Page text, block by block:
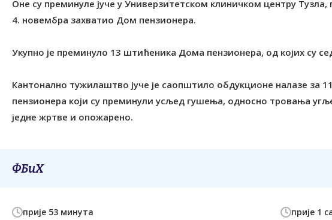
Оне су преминуле јуче у Универзитетском клиничком центру Тузла,
4. новембра захватио Дом пензионера.
Укупно је преминуло 13 штићеника Дома пензионера, од којих су
Кантонално тужилаштво јуче је саопштило обдукционе налазе за
пензионера који су преминули усљед гушења, односно тровања
једне жртве и опожарено.
ФБиХ
прије 53 минута прије 1